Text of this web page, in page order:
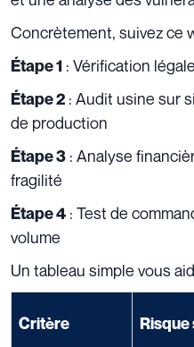
Concrètement, suivez ce
Étape 1 : Vérification
Étape 2 : Audit usine sur
de production
Étape 3 : Analyse
fragilité
Étape 4 : Test de
volume
Un tableau simple vous
Critère Risque